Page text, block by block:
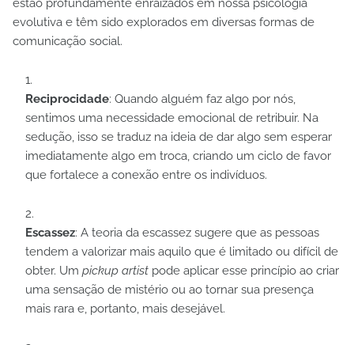
evolutiva e têm sido explorados em diversas formas de
comunicação social.
Reciprocidade: Quando alguém faz algo por nós,
sentimos uma necessidade emocional de retribuir. Na
sedução, isso se traduz na ideia de dar algo sem esperar
imediatamente algo em troca, criando um ciclo de favor
que fortalece a conexão entre os indivíduos.
Escassez: A teoria da escassez sugere que as pessoas
tendem a valorizar mais aquilo que é limitado ou difícil de
obter. Um pickup artist pode aplicar esse princípio ao criar
uma sensação de mistério ou ao tornar sua presença
mais rara e, portanto, mais desejável.